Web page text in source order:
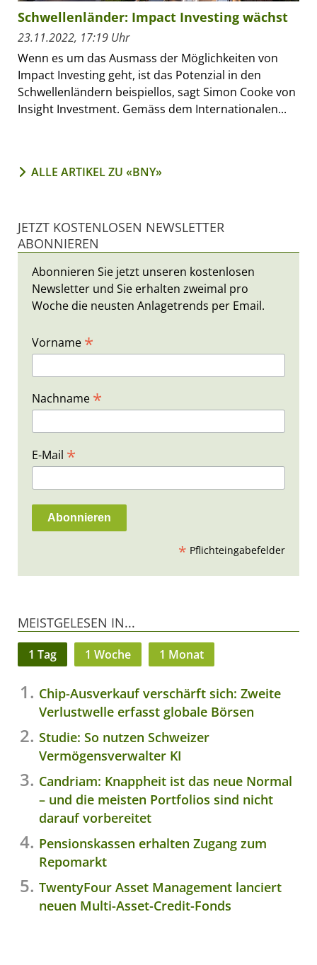
Schwellenländer: Impact Investing wächst
23.11.2022, 17:19 Uhr
Wenn es um das Ausmass der Möglichkeiten von
Impact Investing geht, ist das Potenzial in den
Schwellenländern beispiellos, sagt Simon Cooke von
Insight Investment. Gemäss dem Internationalen...
ALLE ARTIKEL ZU «BNY»
JETZT KOSTENLOSEN NEWSLETTER
ABONNIEREN
Abonnieren Sie jetzt unseren kostenlosen
Newsletter und Sie erhalten zweimal pro
Woche die neusten Anlagetrends per Email.
Vorname *
Nachname *
E-Mail *
* Pflichteingabefelder
MEISTGELESEN IN...
1 Tag 1 Woche 1 Monat
Chip-Ausverkauf verschärft sich: Zweite
Verlustwelle erfasst globale Börsen
Studie: So nutzen Schweizer
Vermögensverwalter KI
Candriam: Knappheit ist das neue Normal
– und die meisten Portfolios sind nicht
darauf vorbereitet
Pensionskassen erhalten Zugang zum
Repomarkt
TwentyFour Asset Management lanciert
neuen Multi-Asset-Credit-Fonds